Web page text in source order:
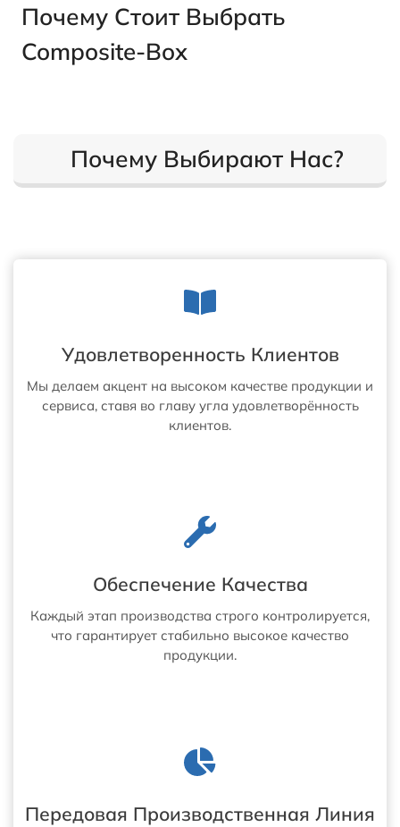
Почему Стоит Выбрать
Composite-Box
Почему Выбирают Нас?
Удовлетворенность Клиентов
Мы делаем акцент на высоком качестве продукции и
сервиса, ставя во главу угла удовлетворённость
клиентов.
Обеспечение Качества
Каждый этап производства строго контролируется,
что гарантирует стабильно высокое качество
продукции.
Передовая Производственная Линия